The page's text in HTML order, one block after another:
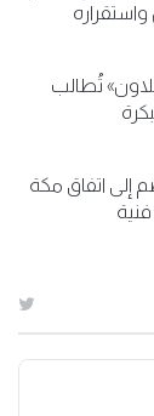
تُطالب
إلى اتفاق مكة